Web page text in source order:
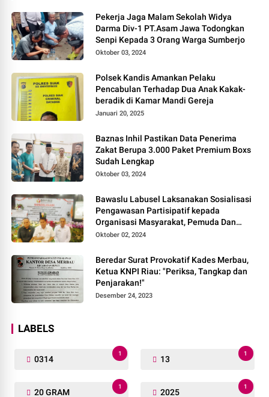
Pekerja Jaga Malam Sekolah Widya
Darma Div-1 PT.Asam Jawa Todongkan
Senpi Kepada 3 Orang Warga Sumberjo
Oktober 03, 2024
Polsek Kandis Amankan Pelaku
Pencabulan Terhadap Dua Anak Kakak-
beradik di Kamar Mandi Gereja
Januari 20, 2025
Baznas Inhil Pastikan Data Penerima
Zakat Berupa 3.000 Paket Premium Boxs
Sudah Lengkap
Oktober 03, 2024
Bawaslu Labusel Laksanakan Sosialisasi
Pengawasan Partisipatif kepada
Organisasi Masyarakat, Pemuda Dan
Agama Pada pilkada Serentak 2024
Oktober 02, 2024
Beredar Surat Provokatif Kades Merbau,
Ketua KNPI Riau: "Periksa, Tangkap dan
Penjarakan!"
Desember 24, 2023
LABELS
0314
1
13
1
20 GRAM
1
2025
1